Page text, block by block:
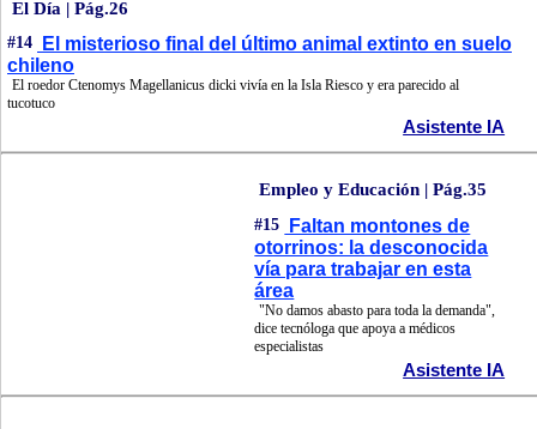
El Día | Pág.26
#14
El misterioso final del último animal extinto en suelo
chileno
El roedor Ctenomys Magellanicus dicki vivía en la Isla Riesco y era parecido al
tucotuco
Asistente IA
Empleo y Educación | Pág.35
#15
Faltan montones de
otorrinos: la desconocida
vía para trabajar en esta
área
"No damos abasto para toda la demanda",
dice tecnóloga que apoya a médicos
especialistas
Asistente IA